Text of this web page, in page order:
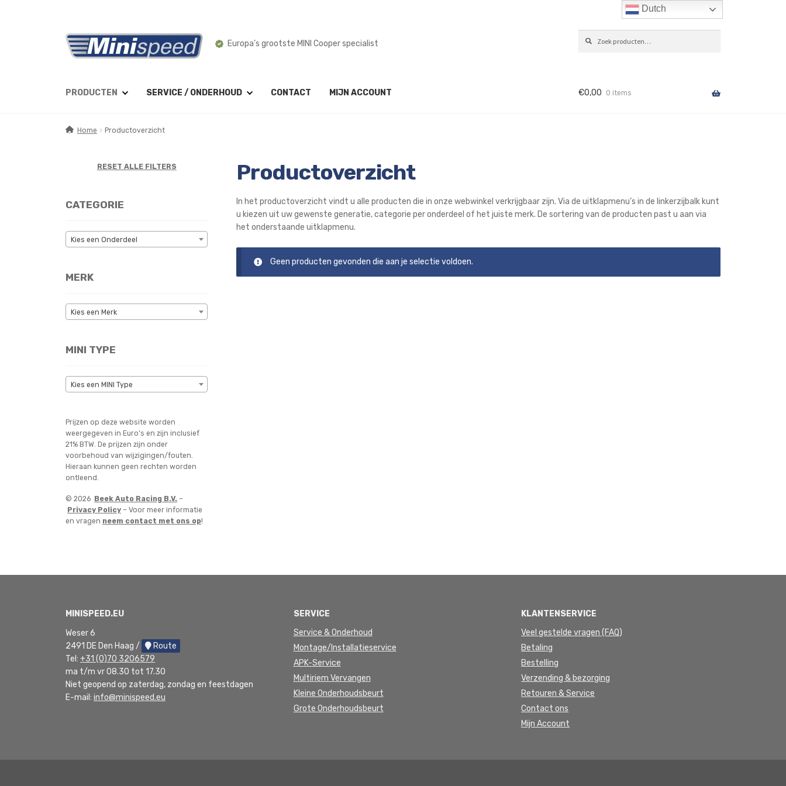
Ga
door
naar
Ga
naar
de
Europa’s grootste MINI Cooper specialist
naar:
PRODUCTEN SERVICE / ONDERHOUD CONTACT MIJN ACCOUNT €0,00 0 items
Home Productoverzicht
Productoverzicht
In het productoverzicht vindt u alle producten die in onze webwinkel verkrijgbaar zijn. Via de uitklapmenu’s in de linkerzijbalk kunt
u kiezen uit uw gewenste generatie, categorie per onderdeel of het juiste merk. De sortering van de producten past u aan via
het onderstaande uitklapmenu.
Geen producten gevonden die aan je selectie voldoen.
RESET ALLE FILTERS
CATEGORIE
Kies een Onderdeel
MERK
Kies een Merk
MINI TYPE
Kies een MINI Type
Prijzen op deze website worden
weergegeven in Euro’s en zijn inclusief
21% BTW. De prijzen zijn onder
voorbehoud van wijzigingen/fouten.
Hieraan kunnen geen rechten worden
ontleend.
© 2026 Beek Auto Racing B.V. –
Privacy Policy – Voor meer informatie
en vragen neem contact met ons op!
MINISPEED.EU
Weser 6
2491 DE Den Haag /
Route
Tel: +31 (0)70 3206579
ma t/m vr 08.30 tot 17.30
Niet geopend op zaterdag, zondag en feestdagen
E-mail: info@minispeed.eu
SERVICE
Service & Onderhoud
Montage/Installatieservice
APK-Service
Multiriem Vervangen
Kleine Onderhoudsbeurt
Grote Onderhoudsbeurt
KLANTENSERVICE
Veel gestelde vragen (FAQ)
Betaling
Bestelling
Verzending & bezorging
Retouren & Service
Contact ons
Mijn Account
Dutch